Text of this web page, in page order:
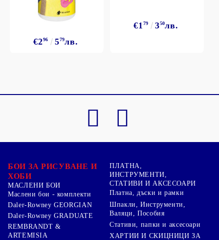
€296 579лв.
€179 350лв.
БОИ ЗА РИСУВАНЕ И
ХОБИ
МАСЛЕНИ БОИ
Маслени бои - комплекти
Daler-Rowney GEORGIAN
Daler-Rowney GRADUATE
REMBRANDT &
ARTEMISIA
ПЛАТНА,
ИНСТРУМЕНТИ,
СТАТИВИ И АКСЕСОАРИ
Платна, дъски и рамки
Шпакли, Инструменти,
Валяци, Пособия
Стативи, папки и аксесоари
ХАРТИИ И СКИЦНИЦИ ЗА